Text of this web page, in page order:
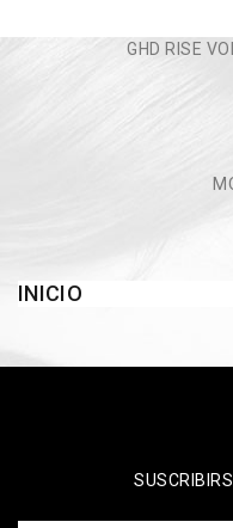
GHD RISE
INICIO